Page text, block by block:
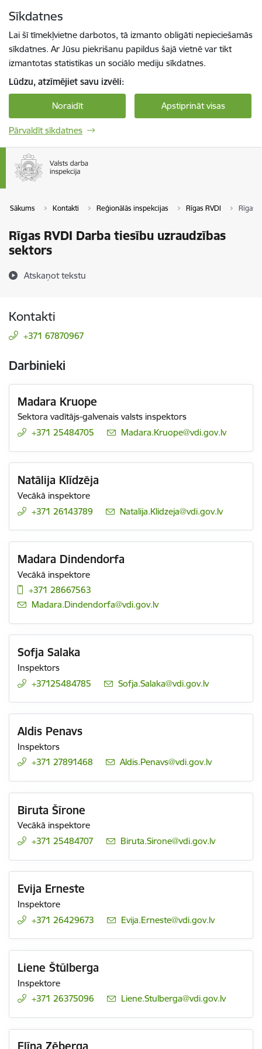
Sīkdatnes
Lai šī tīmekļvietne darbotos, tā izmanto obligāti nepieciešamās
sīkdatnes. Ar Jūsu piekrišanu papildus šajā vietnē var tikt
izmantotas statistikas un sociālo mediju sīkdatnes.
Lūdzu, atzīmējiet savu izvēli:
Noraidīt Apstiprināt visas
Pārvaldīt sīkdatnes
Sākums Kontakti Reģionālās inspekcijas Rīgas RVDI Rīgas
Rīgas RVDI Darba tiesību uzraudzības
sektors
Atskaņot tekstu
Kontakti
+371 67870967
Darbinieki
Madara Kruope
Sektora vadītājs-galvenais valsts inspektors
+371 25484705
E-pasts:
Madara.Kruope@vdi.gov.lv
Natālija Klīdzēja
Vecākā inspektore
+371 26143789
E-pasts:
Natalija.Klidzeja@vdi.gov.lv
Madara Dindendorfa
Vecākā inspektore
+371 28667563
E-pasts:
Madara.Dindendorfa@vdi.gov.lv
Sofja Salaka
Inspektors
+37125484785
E-pasts:
Sofja.Salaka@vdi.gov.lv
Aldis Penavs
Inspektors
+371 27891468
E-pasts:
Aldis.Penavs@vdi.gov.lv
Biruta Šīrone
Vecākā inspektore
+371 25484707
E-pasts:
Biruta.Sirone@vdi.gov.lv
Evija Erneste
Inspektore
+371 26429673
E-pasts:
Evija.Erneste@vdi.gov.lv
Liene Štūlberga
Inspektore
+371 26375096
E-pasts:
Liene.Stulberga@vdi.gov.lv